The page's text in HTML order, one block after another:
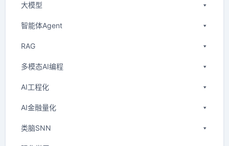
大模型
智能体Agent
RAG
多模态AI编程
AI工程化
AI金融量化
类脑SNN